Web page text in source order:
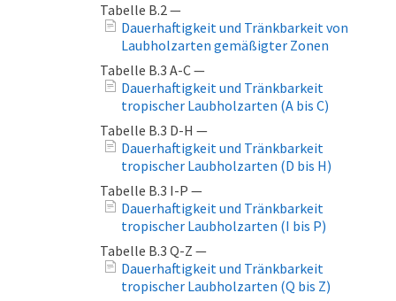
Tabelle B.2 —
Dauerhaftigkeit und Tränkbarkeit von
Laubholzarten gemäßigter Zonen
Tabelle B.3 A-C —
Dauerhaftigkeit und Tränkbarkeit
tropischer Laubholzarten (A bis C)
Tabelle B.3 D-H —
Dauerhaftigkeit und Tränkbarkeit
tropischer Laubholzarten (D bis H)
Tabelle B.3 I-P —
Dauerhaftigkeit und Tränkbarkeit
tropischer Laubholzarten (I bis P)
Tabelle B.3 Q-Z —
Dauerhaftigkeit und Tränkbarkeit
tropischer Laubholzarten (Q bis Z)